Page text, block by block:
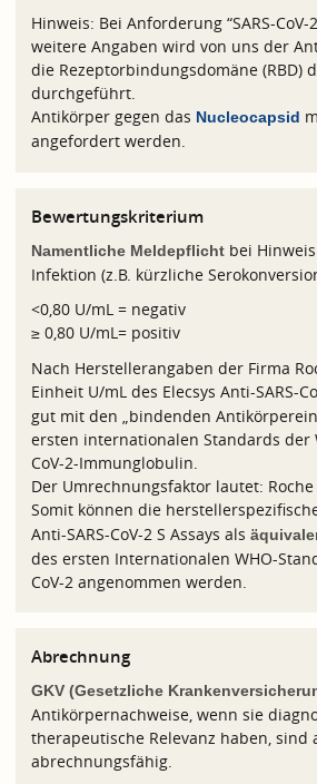
Hinweis: Bei Anforderung “SARS-
weitere Angaben wird von uns der
die Rezeptorbindungsdomäne (RBD)
durchgeführt.
Antikörper gegen das Nucleocapsid
angefordert werden.
Bewertungskriterium
Namentliche Meldepflicht bei
Infektion (z.B. kürzliche
<0,80 U/mL = negativ
≥ 0,80 U/mL= positiv
Nach Herstellerangaben der Firma
Einheit U/mL des Elecsys Anti-SARS-
gut mit den „bindenden
ersten internationalen Standards der
CoV-2-Immunglobulin.
Der Umrechnungsfaktor lautet: Roche
Somit können die
Anti-SARS-CoV-2 S Assays als
des ersten Internationalen WHO-
CoV-2 angenommen werden.
Abrechnung
GKV (Gesetzliche
Antikörpernachweise, wenn sie
therapeutische Relevanz haben, sind
abrechnungsfähig.